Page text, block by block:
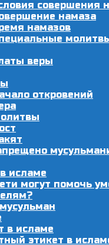
совершения
намаза
намазов
веры
откровений
исламе
могут помочь
в исламе
этикет в